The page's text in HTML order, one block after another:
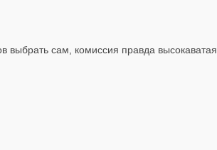
выбрать сам, комиссия правда высокаватая